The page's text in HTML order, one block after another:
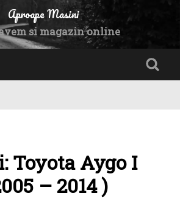
Aproape Masini
si magazin online
Toyota Aygo I
– 2014 )